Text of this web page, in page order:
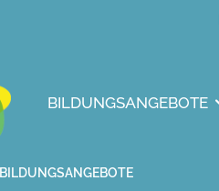
BILDUNGSANGEBOTE
BILDUNGSANGEBOTE